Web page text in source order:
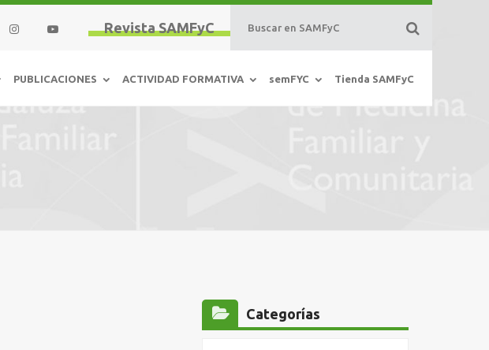
Revista SAMFyC
PUBLICACIONES ACTIVIDAD FORMATIVA semFYC Tienda SAMFyC
Categorías